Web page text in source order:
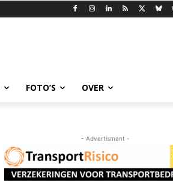
FOTO’S OVER
- Advertisment -